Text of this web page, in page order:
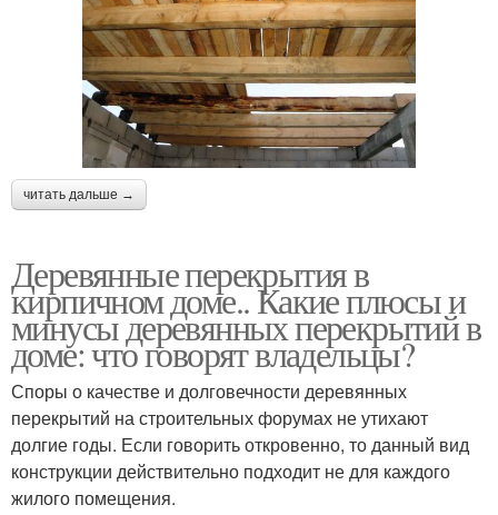
читать дальше →
Деревянные перекрытия в
кирпичном доме.. Какие плюсы и
минусы деревянных перекрытий в
доме: что говорят владельцы?
Споры о качестве и долговечности деревянных
перекрытий на строительных форумах не утихают
долгие годы. Если говорить откровенно, то данный вид
конструкции действительно подходит не для каждого
жилого помещения.